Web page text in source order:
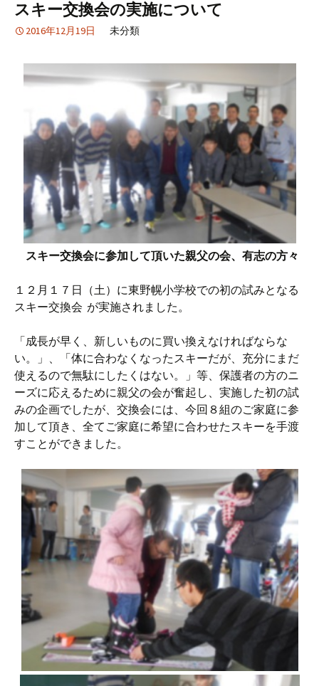
スキー交換会の実施について
2016年12月19日 未分類
スキー交換会に参加して頂いた親父の会、有志の方々
１２月１７日（土）に東野幌小学校での初の試みとなる
スキー交換会 が実施されました。
「成長が早く、新しいものに買い換えなければならな
い。」、「体に合わなくなったスキーだが、充分にまだ
使えるので無駄にしたくはない。」等、保護者の方のニ
ーズに応えるために親父の会が奮起し、実施した初の試
みの企画でしたが、交換会には、今回８組のご家庭に参
加して頂き、全てご家庭に希望に合わせたスキーを手渡
すことができました。